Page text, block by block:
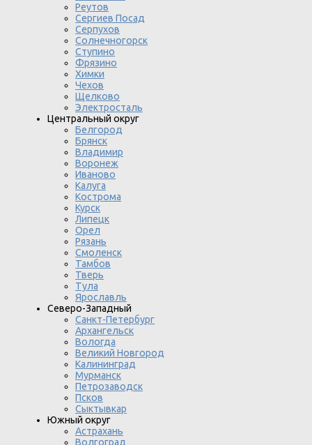
Реутов
Сергиев Посад
Серпухов
Солнечногорск
Ступино
Фрязино
Химки
Чехов
Щелково
Электросталь
Центральный округ
Белгород
Брянск
Владимир
Воронеж
Иваново
Калуга
Кострома
Курск
Липецк
Орел
Рязань
Смоленск
Тамбов
Тверь
Тула
Ярославль
Северо-Западный
Санкт-Петербург
Архангельск
Вологда
Великий Новгород
Калининград
Мурманск
Петрозаводск
Псков
Сыктывкар
Южный округ
Астрахань
Волгоград